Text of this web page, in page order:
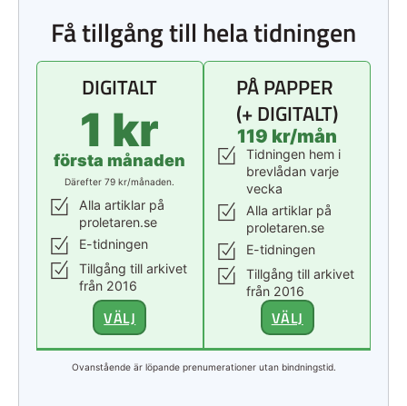
Få tillgång till hela tidningen
DIGITALT
1 kr
första månaden
Därefter 79 kr/månaden.
Alla artiklar på
proletaren.se
E-tidningen
Tillgång till arkivet
från 2016
VÄLJ
PÅ PAPPER
(+ DIGITALT)
119 kr/mån
Tidningen hem i
brevlådan varje
vecka
Alla artiklar på
proletaren.se
E-tidningen
Tillgång till arkivet
från 2016
VÄLJ
Ovanstående är löpande prenumerationer utan bindningstid.